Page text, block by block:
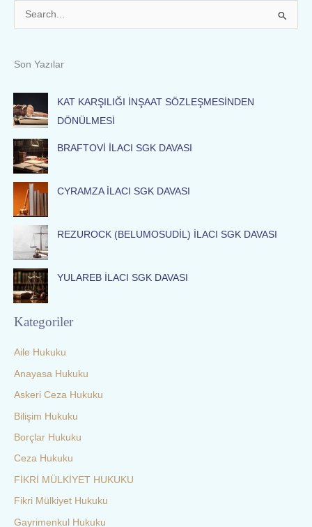
c
h
f
o
r
:
Son Yazılar
KAT KARŞILIĞI İNŞAAT SÖZLEŞMESİNDEN
DÖNÜLMESİ
BRAFTOVİ İLACI SGK DAVASI
CYRAMZA İLACI SGK DAVASI
REZUROCK (BELUMOSUDİL) İLACI SGK DAVASI
YULAREB İLACI SGK DAVASI
Kategoriler
Aile Hukuku
Anayasa Hukuku
Askeri Ceza Hukuku
Bilişim Hukuku
Borçlar Hukuku
Ceza Hukuku
FİKRİ MÜLKİYET HUKUKU
Fikri Mülkiyet Hukuku
Gayrimenkul Hukuku